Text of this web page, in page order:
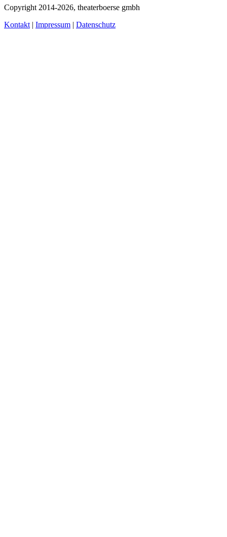
Copyright 2014-2026, theaterboerse gmbh
Kontakt | Impressum | Datenschutz